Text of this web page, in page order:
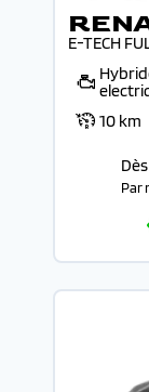
E-TECH
10 km
Dès
Par